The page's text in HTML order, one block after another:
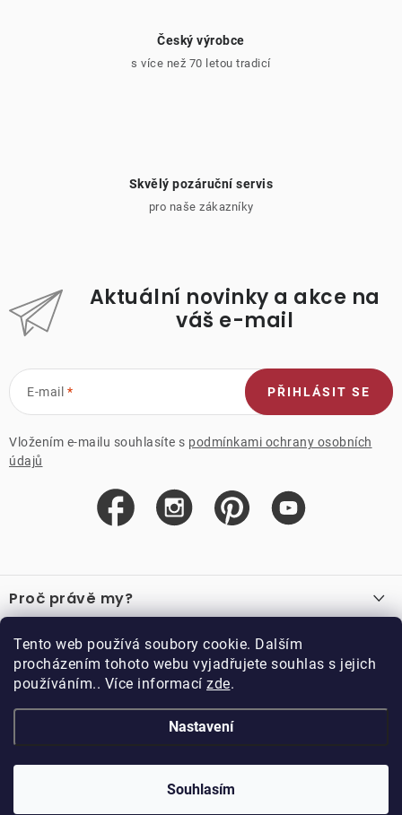
Tento web používá soubory cookie. Dalším
procházením tohoto webu vyjadřujete souhlas s jejich
používáním.. Více informací zde.
Nastavení
Souhlasím
Český výrobce
s více než 70 letou tradicí
Skvělý pozáruční servis
pro naše zákazníky
Aktuální novinky a akce na
váš e-mail
E-mail
Vložením e-mailu souhlasíte s podmínkami ochrany osobních
údajů
PŘIHLÁSIT SE
á
p
a
Proč právě my?
Recenze
Důležité odkazy
Velkoobchod
Vzorková prodejna
Kariéra
Blog
O nákupu
Obchodní podmínky
Podmínky věrnostního programu
Doppler CZ spol. s.r.o.,
Trhové Sviny
DOPPLER CZ spol. s r.o.. Všechna práva vyhrazena.